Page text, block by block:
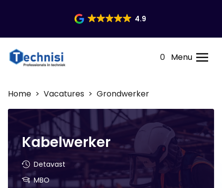
4.9
0 Menu
Home > Vacatures > Grondwerker
Kabelwerker
Detavast
MBO